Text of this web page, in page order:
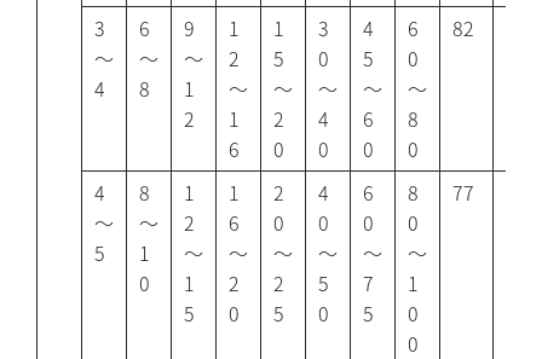
3
～
4
6
～
8
9
～
1
2
1
2
～
1
6
1
5
～
2
0
3
0
～
4
0
4
5
～
6
0
6
0
～
8
0
82
4
～
5
8
～
1
0
1
2
～
1
5
1
6
～
2
0
2
0
～
2
5
4
0
～
5
0
6
0
～
7
5
8
0
～
1
0
0
77